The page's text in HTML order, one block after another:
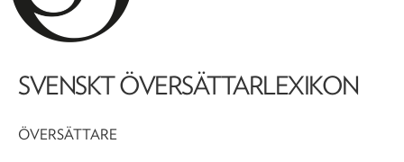
SVENSKT ÖVERSÄTTARLEXIKON
ÖVERSÄTTARE